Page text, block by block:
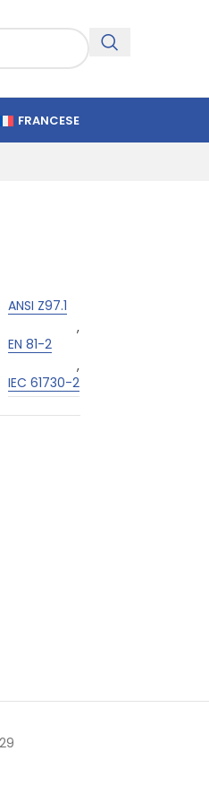
FRANCESE
ANSI Z97.1
,
EN 81-2
,
IEC 61730-2